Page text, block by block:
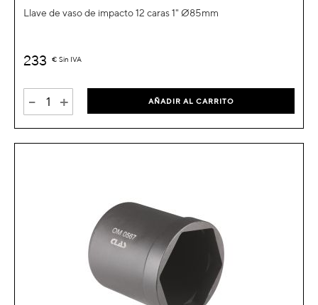
Llave de vaso de impacto 12 caras 1" Ø85mm
233 € Sin IVA
- + AÑADIR AL CARRITO